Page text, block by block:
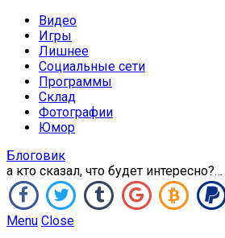
Видео
Игры
Лишнее
Социальные сети
Программы
Склад
Фотографии
Юмор
Блоговик
а кто сказал, что будет интересно?…
Menu Close